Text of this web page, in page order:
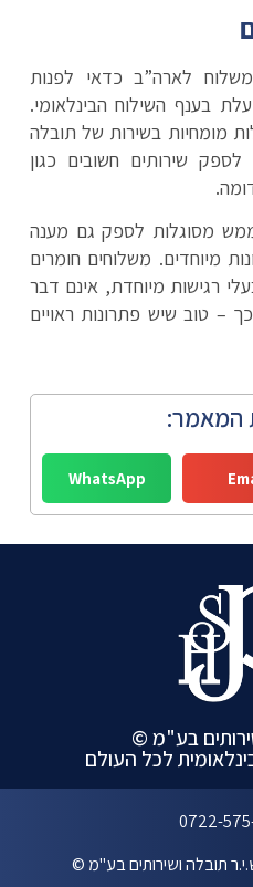
לארה”ב כדאי לפנות
בענף השילוח הבינלאומי.
מומחיות בשירות של תובלה
לספק שירותים חשובים כגון
ממש מסוגלות לספק גם מענה
מיוחדים. משלוחים חומרים
רגישות מיוחדת, אינם דבר
– טוב שיש פתרונות ראויים
המאמר:
WhatsApp
בע"מ ©
לכל העולם
0722-
תובלה ושירותים בע"מ ©